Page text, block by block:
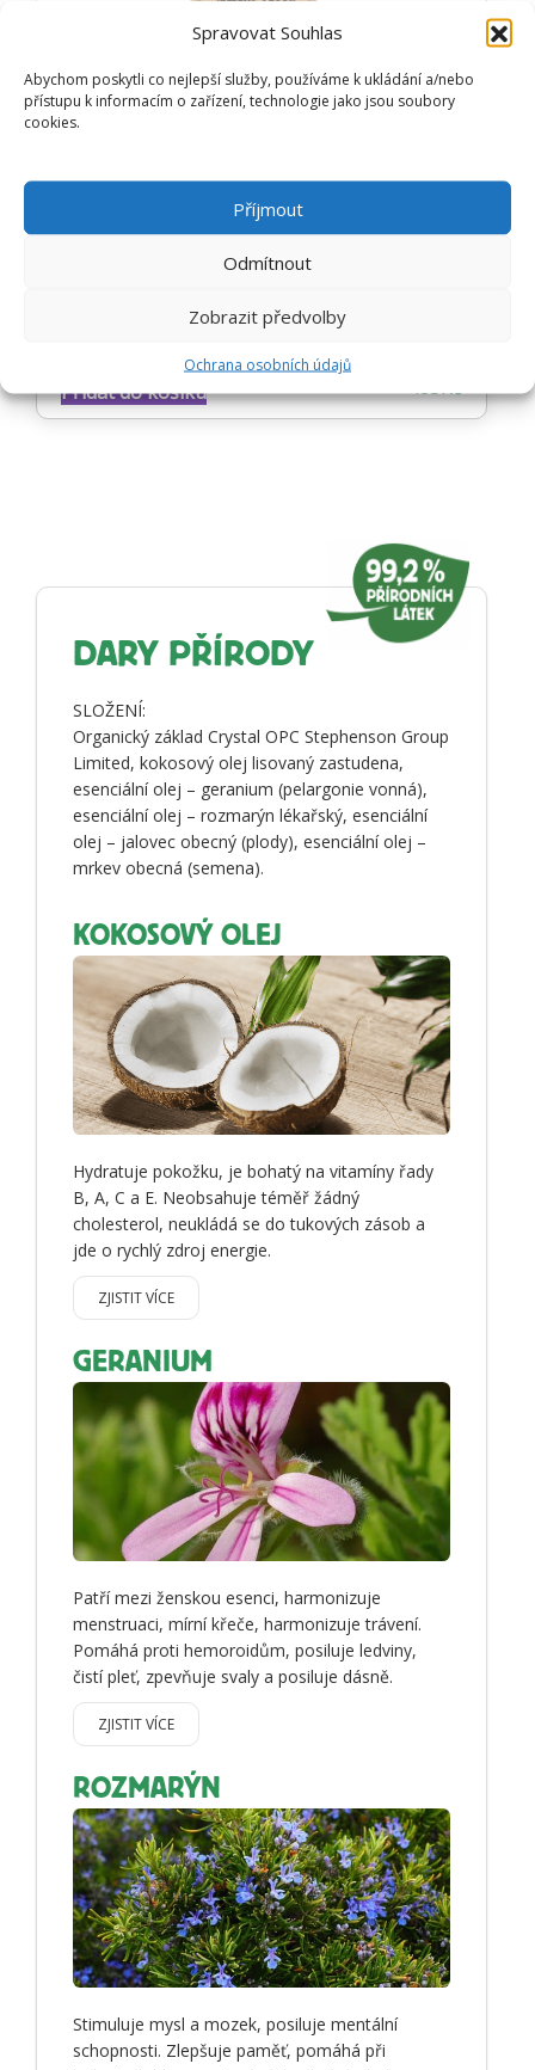
Spravovat Souhlas
Abychom poskytli co nejlepší služby, používáme k ukládání a/nebo
přístupu k informacím o zařízení, technologie jako jsou soubory
cookies.
Příjmout
Odmítnout
Zobrazit předvolby
Ochrana osobních údajů
LÁSKA 33 PODPŮRNÝ ZÁSYP DO
PŘÍRODY ČISTĚ PŘÍRODNÍ ZÁSYP
PRO PSY A KONĚ
4.63z 5 483Kč
Přidat do košíku
DARY PŘÍRODY
SLOŽENÍ:
Organický základ Crystal OPC Stephenson Group
Limited, kokosový olej lisovaný zastudena,
esenciální olej – geranium (pelargonie vonná),
esenciální olej – rozmarýn lékařský, esenciální
olej – jalovec obecný (plody), esenciální olej –
mrkev obecná (semena).
KOKOSOVÝ OLEJ
Hydratuje pokožku, je bohatý na vitamíny řady
B, A, C a E. Neobsahuje téměř žádný
cholesterol, neukládá se do tukových zásob a
jde o rychlý zdroj energie.
ZJISTIT VÍCE
GERANIUM
Patří mezi ženskou esenci, harmonizuje
menstruaci, mírní křeče, harmonizuje trávení.
Pomáhá proti hemoroidům, posiluje ledviny,
čistí pleť, zpevňuje svaly a posiluje dásně.
ZJISTIT VÍCE
ROZMARÝN
Stimuluje mysl a mozek, posiluje mentální
schopnosti. Zlepšuje paměť, pomáhá při